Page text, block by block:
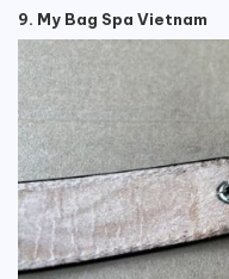
9. My Bag Spa Vietnam